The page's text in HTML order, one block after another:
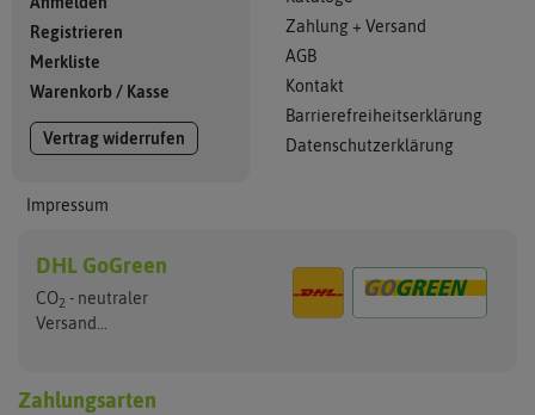
Registrieren
Merkliste
Warenkorb/ Kasse
Vertrag widerrufen
Impressum
Zahlung + Versand
AGB
Kontakt
Barrierefreiheitserklärung
Datenschutzerklärung
DHL GoGreen
CO2 - neutraler
Versand...
Zahlungsarten